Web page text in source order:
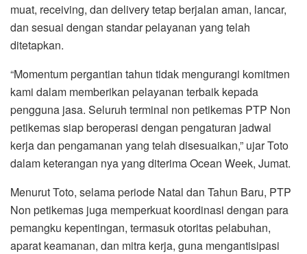
muat, receiving, dan delivery tetap berjalan aman, lancar,
dan sesuai dengan standar pelayanan yang telah
ditetapkan.
“Momentum pergantian tahun tidak mengurangi komitmen
kami dalam memberikan pelayanan terbaik kepada
pengguna jasa. Seluruh terminal non petikemas PTP Non
petikemas siap beroperasi dengan pengaturan jadwal
kerja dan pengamanan yang telah disesuaikan,” ujar Toto
dalam keterangan nya yang diterima Ocean Week, Jumat.
Menurut Toto, selama periode Natal dan Tahun Baru, PTP
Non petikemas juga memperkuat koordinasi dengan para
pemangku kepentingan, termasuk otoritas pelabuhan,
aparat keamanan, dan mitra kerja, guna mengantisipasi